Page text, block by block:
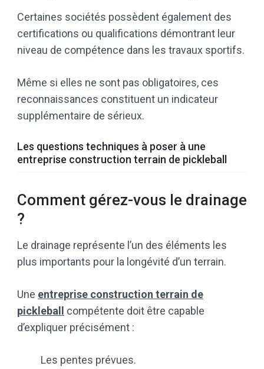
Certaines sociétés possèdent également des
certifications ou qualifications démontrant leur
niveau de compétence dans les travaux sportifs.
Même si elles ne sont pas obligatoires, ces
reconnaissances constituent un indicateur
supplémentaire de sérieux.
Les questions techniques à poser à une
entreprise construction terrain de pickleball
Comment gérez-vous le drainage
?
Le drainage représente l’un des éléments les
plus importants pour la longévité d’un terrain.
Une entreprise construction terrain de
pickleball
compétente doit être capable
d’expliquer précisément :
Les pentes prévues.